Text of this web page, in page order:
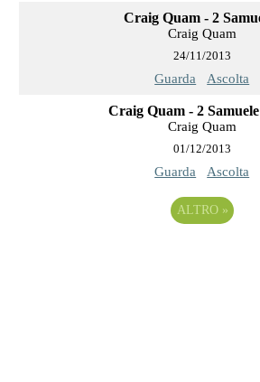
Craig Quam - 2
Craig Quam
24/11/2013
Guarda Ascolta
Craig Quam - 2
Craig Quam
01/12/2013
Guarda Ascolta
ALTRO »